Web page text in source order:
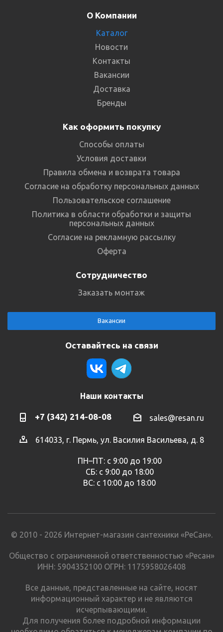
О Компании
Каталог
Новости
Контакты
Вакансии
Доставка
Бренды
Как оформить покупку
Способы оплаты
Условия доставки
Правила обмена и возврата товара
Согласие на обработку персональных данных
Пользовательское соглашение
Политика в области обработки и защиты
персональных данных
Согласие на рекламную рассылку
Оферта
Сотрудничество
Заказать монтаж
Вакансии
Оставайтесь на связи
Наши контакты
+7 (342) 214-08-08 sales@resan.ru
614033, г. Пермь, ул. Василия Васильева, д. 8
ПН–ПТ: с 9:00 до 19:00
СБ: с 9:00 до 18:00
ВС: с 10:00 до 18:00
© 2010 - 2026 Интернет-магазин сантехники «РеСан».
Общество с ограниченной ответственностью «Ресан»
ИНН: 5904352100 ОГРН: 1175958026408
Все данные, представленные на сайте, носят
информационный характер и не являются
исчерпывающими.
Для получения более подробной информации